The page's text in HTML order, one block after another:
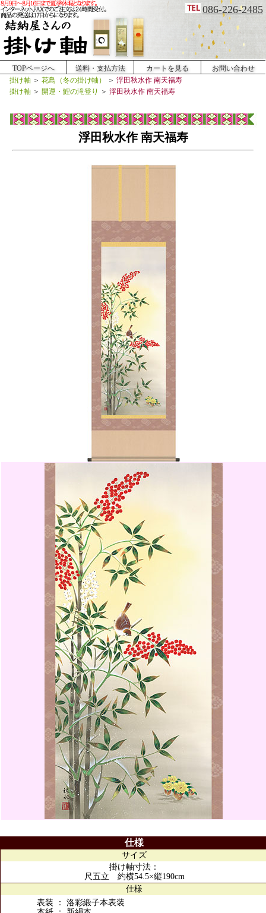
086-226-2485
TOPページへ 送料・支払方法 カートを見る
お問い合わせ
掛け軸 ＞ 花鳥（冬の掛け軸） ＞ 浮田秋水作 南天福寿
掛け軸 ＞ 開運・鯉の滝登り ＞ 浮田秋水作 南天福寿
浮田秋水作 南天福寿
仕様
サイズ
掛け軸寸法：
尺五立 約横54.5×縦190cm
仕様
表装 ： 洛彩緞子本表装